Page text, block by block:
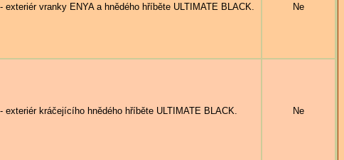
vranky ENYA a hnědého hříběte ULTIMATE BLACK. Ne
kráčejícího hnědého hříběte ULTIMATE BLACK. Ne